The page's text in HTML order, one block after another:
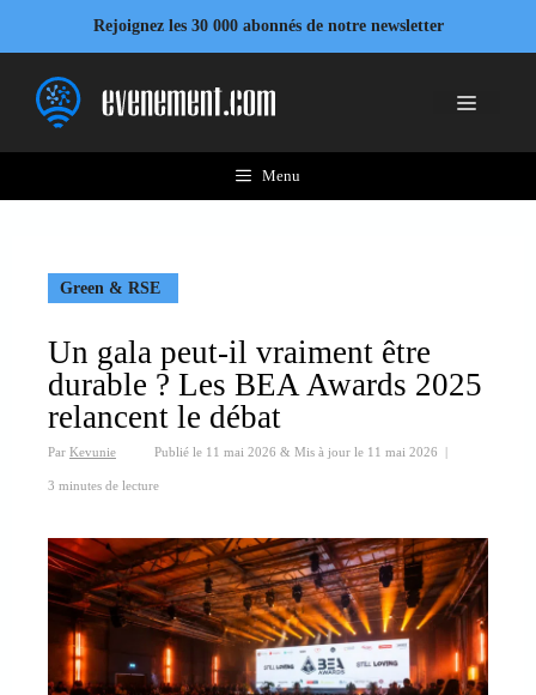
contenu
Rejoignez les 30 000 abonnés de notre newsletter
Menu
Menu
Green & RSE
Un gala peut-il vraiment être
durable ? Les BEA Awards 2025
relancent le débat
Par Kevunie Publié le 11 mai 2026 & Mis à jour le 11 mai 2026 |
3 minutes de lecture